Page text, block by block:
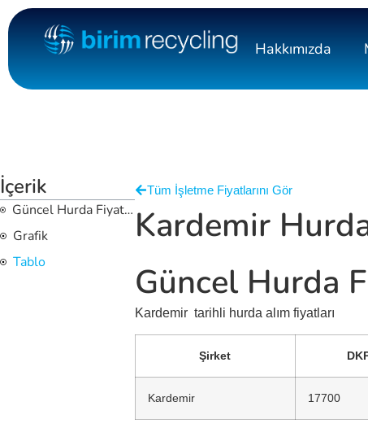
Hakkımızda
İçerik
Güncel Hurda Fiyatları
Grafik
Tablo
Tüm İşletme Fiyatlarını Gör
Kardemir
Güncel Hurda
Kardemir tarihli hurda alım fiyatları
Şirket
Kardemir 17700